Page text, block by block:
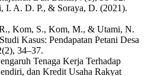
I. A. D. P., & Soraya, D. (2021).
Kom, S., Kom, M., & Utami, N.
Kasus: Pendapatan Petani Desa
34–37.
Tenaga Kerja Terhadap
dan Kredit Usaha Rakyat